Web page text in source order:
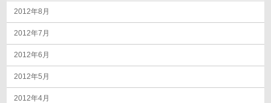
2012年8月
2012年7月
2012年6月
2012年5月
2012年4月